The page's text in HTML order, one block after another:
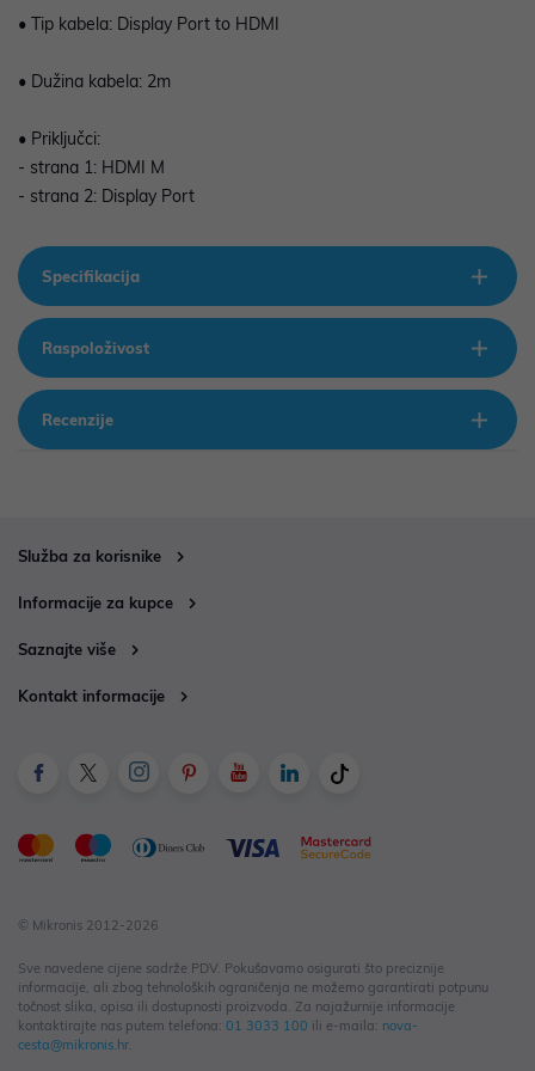
• Tip kabela: Display Port to HDMI
• Dužina kabela: 2m
• Priključci:
- strana 1: HDMI M
- strana 2: Display Port
Specifikacija
Raspoloživost
Recenzije
Služba za korisnike
Informacije za kupce
Saznajte više
Kontakt informacije
© Mikronis 2012-2026
Sve navedene cijene sadrže PDV. Pokušavamo osigurati što preciznije
informacije, ali zbog tehnoloških ograničenja ne možemo garantirati potpunu
točnost slika, opisa ili dostupnosti proizvoda. Za najažurnije informacije
kontaktirajte nas putem telefona: 01 3033 100 ili e-maila: nova-
cesta@mikronis.hr.